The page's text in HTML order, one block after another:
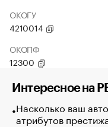
ОКОГУ
4210014
ОКОПФ
12300
Интересное на
Насколько ваш
атрибутов